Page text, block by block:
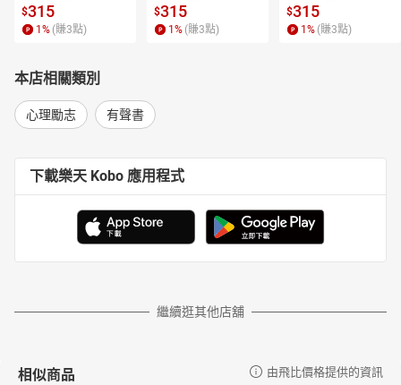
$315
1 % (賺3點)
$315
1 % (賺3點)
$315
1 % (賺3點)
本店相關類別
心理勵志 有聲書
下載樂天 Kobo 應用程式
繼續逛其他店舖
相似商品 由飛比價格提供的資訊